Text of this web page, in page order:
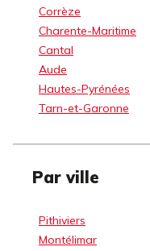
Corrèze
Charente-Maritime
Cantal
Aude
Hautes-Pyrénées
Tarn-et-Garonne
Par ville
Pithiviers
Montélimar